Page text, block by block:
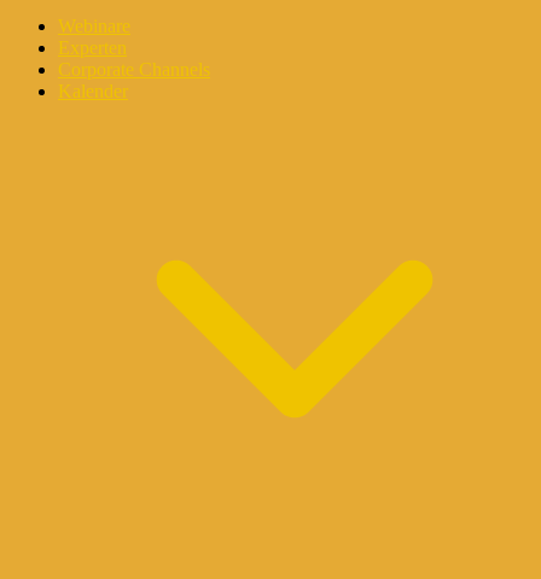
Webinare
Experten
Corporate Channels
Kalender